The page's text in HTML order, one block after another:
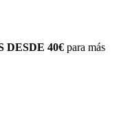
DESDE 40€ para más